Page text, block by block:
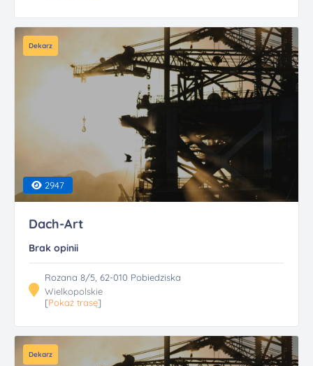
Dekarz
2947
Dach-Art
Brak opinii
Rozana 8/5, 62-010 Pobiedziska
Wielkopolskie
[Pokaż trasę]
Dekarz